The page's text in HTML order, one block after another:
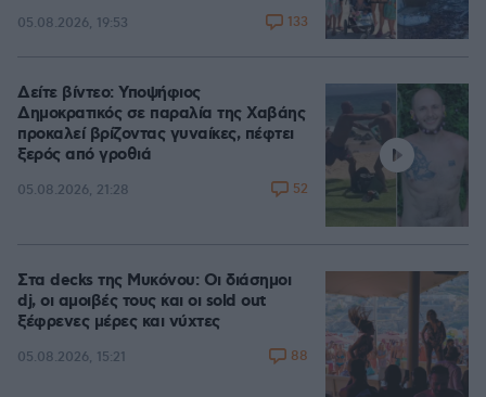
05.08.2026, 19:53 133
Δείτε βίντεο: Υποψήφιος
Δημοκρατικός σε παραλία της Χαβάης
προκαλεί βρίζοντας γυναίκες, πέφτει
ξερός από γροθιά
05.08.2026, 21:28 52
Στα decks της Μυκόνου: Οι διάσημοι
dj, οι αμοιβές τους και οι sold out
ξέφρενες μέρες και νύχτες
05.08.2026, 15:21 88